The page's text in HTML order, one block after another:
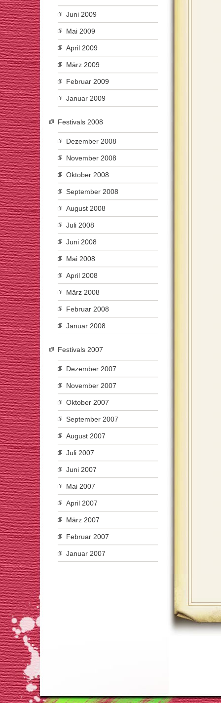
Juni 2009
Mai 2009
April 2009
März 2009
Februar 2009
Januar 2009
Festivals 2008
Dezember 2008
November 2008
Oktober 2008
September 2008
August 2008
Juli 2008
Juni 2008
Mai 2008
April 2008
März 2008
Februar 2008
Januar 2008
Festivals 2007
Dezember 2007
November 2007
Oktober 2007
September 2007
August 2007
Juli 2007
Juni 2007
Mai 2007
April 2007
März 2007
Februar 2007
Januar 2007